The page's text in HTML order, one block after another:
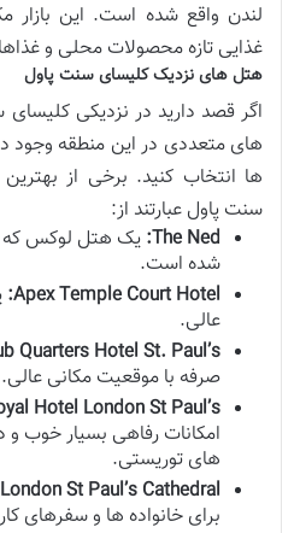
لندن واقع شده است. این بازار
غذایی تازه محصولات محلی و
هتل های نزدیک کلیسای سنت پاول
اگر قصد دارید در نزدیکی
های متعددی در این منطقه وجود
ها انتخاب کنید. برخی از
سنت پاول عبارتند از:
The Ned: یک هتل لوکس که
شده است.
Apex Temple Court Hotel:
عالی.
Quarters Hotel St. Paul’s:
صرفه با موقعیت مکانی عالی.
Hotel London St Paul’s:
امکانات رفاهی بسیار خوب
های توریستی.
St Paul’s Cathedral:
برای خانواده ها و سفرهای